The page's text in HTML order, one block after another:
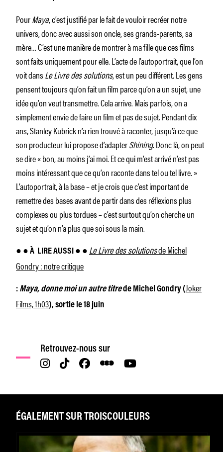
PourMaya, c’est justifié par le fait de vouloir recréer notre
univers, donc avec aussi son oncle, ses grands-parents, sa
mère… C’est une manière de montrer à ma fille que ces films
sont faits uniquement pour elle. L’acte de l’autoportrait, que l’on
voit dansLe Livre des solutions, est un peu différent. Les gens
pensent toujours qu’on fait un film parce qu’on a un sujet, une
idée qu’on veut transmettre. Cela arrive. Mais parfois, on a
simplement envie de faire un film et pas de sujet. Pendant dix
ans, Stanley Kubrick n’a rien trouvé à raconter, jusqu’à ce que
son producteur lui propose d’adapterShining. Donc là, on peut
se dire « bon, au moins j’ai moi. Et ce qui m’est arrivé n’est pas
moins intéressant que ce qu’on raconte dans tel ou tel livre. »
L’autoportrait, à la base – et je crois que c’est important de
remettre des bases avant de partir dans des réflexions plus
complexes ou plus tordues – c’est surtout qu’on cherche un
sujet et qu’on n’a plus que soi sous la main.
● ● À LIRE AUSSI ● ● Le Livre des solutionsde Michel
Gondry : notre critique
: Maya, donne moi un autre titrede Michel Gondry (Joker
Films, 1h03), sortie le 18 juin
Retrouvez-nous sur
ÉGALEMENT SUR TROISCOULEURS